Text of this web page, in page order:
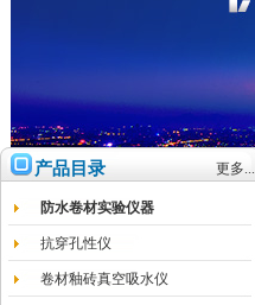
产品目录 更多...
防水卷材实验仪器
抗穿孔性仪
卷材釉砖真空吸水仪